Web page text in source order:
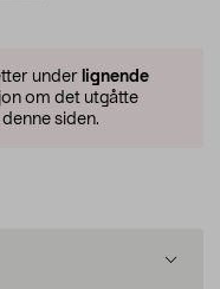
under lignende
om det utgåtte
siden.